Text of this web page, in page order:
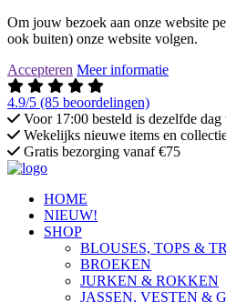
Om jouw bezoek aan onze website
ook buiten) onze website volgen.
Accepteren Meer informatie
4.9/5 (85 beoordelingen)
Voor 17:00 besteld is dezelfde dag
Wekelijks nieuwe items en
Gratis bezorging vanaf €75
HOME
NIEUW!
SHOP
BLOUSES, TOPS &
BROEKEN
JURKEN & ROKKEN
JASSEN, VESTEN &